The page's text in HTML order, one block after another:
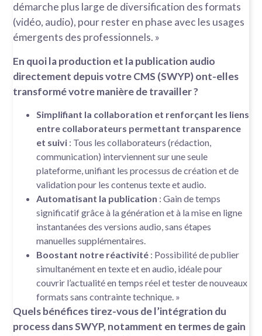
démarche plus large de diversification des formats
(vidéo, audio), pour rester en phase avec les usages
émergents des professionnels. »
En quoi la production et la publication audio
directement depuis votre CMS (SWYP) ont-elles
transformé votre manièrede travailler?
Simplifiant la collaboration et renforçant les liens
entre collaborateurs permettant transparence
et suivi : Tous les collaborateurs (rédaction,
communication) interviennent sur une seule
plateforme, unifiant les processus de création et de
validation pour les contenus texte et audio.
Automatisant la publication : Gain de temps
significatif grâce à la génération et à la mise en ligne
instantanées des versions audio, sans étapes
manuelles supplémentaires.
Boostant notre réactivité : Possibilité de publier
simultanément en texte et en audio, idéale pour
couvrir l’actualité en temps réel et tester de nouveaux
formats sans contrainte technique. »
Quels bénéfices tirez-vous de l’intégration du
process dans SWYP, notamment en termes de gain